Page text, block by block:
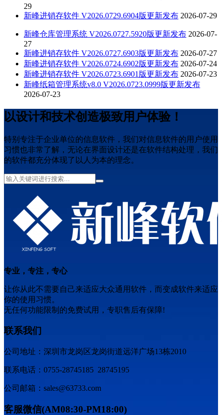
29
新峰进销存软件 V2026.0729.6904版更新发布 2026-07-29
新峰仓库管理系统 V2026.0727.5920版更新发布 2026-07-
27
新峰进销存软件 V2026.0727.6903版更新发布 2026-07-27
新峰进销存软件 V2026.0724.6902版更新发布 2026-07-24
新峰进销存软件 V2026.0723.6901版更新发布 2026-07-23
新峰纸箱管理系统v8.0 V2026.0723.0999版更新发布
2026-07-23
以设计和技术创造极致用户体验！
特别专注于企业单位的信息软件，我们对信息软件的用户使用
习惯也非常了解，无论在界面设计还是在软件结构处理，我们
的软件都充分体现了以人为本的理念。
专业，专注，专心
让你从此不需要自己来适应大众通用软件，而变成软件来适应
你的使用习惯。
无任何功能限制的免费试用，专职售后有保障!
联系我们
公司地址：深圳市龙岗区龙岗街道远洋广场13栋2010
联系电话：0755-28745185 28745195
公司邮箱：sales@63733.com
客服微信(AM08:30-PM18:00)